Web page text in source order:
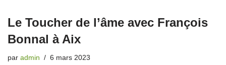
Le Toucher de l’âme avec François
Bonnal à Aix
par admin 6 mars 2023